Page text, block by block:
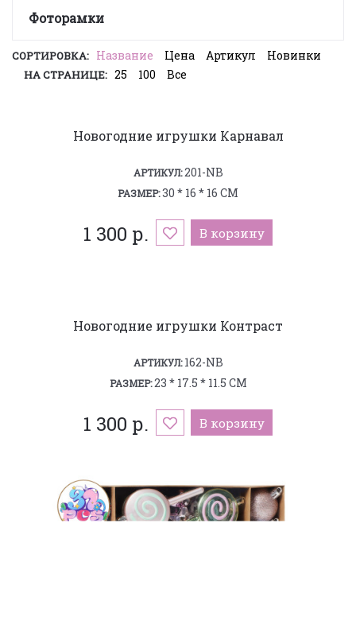
Фоторамки
СОРТИРОВКА: Название Цена Артикул Новинки
НА СТРАНИЦЕ: 25 100 Все
Новогодние игрушки Карнавал
АРТИКУЛ:201-NB
РАЗМЕР:30 * 16 * 16 СМ
1 300 р. В корзину
Новогодние игрушки Контраст
АРТИКУЛ:162-NB
РАЗМЕР:23 * 17.5 * 11.5 СМ
1 300 р. В корзину